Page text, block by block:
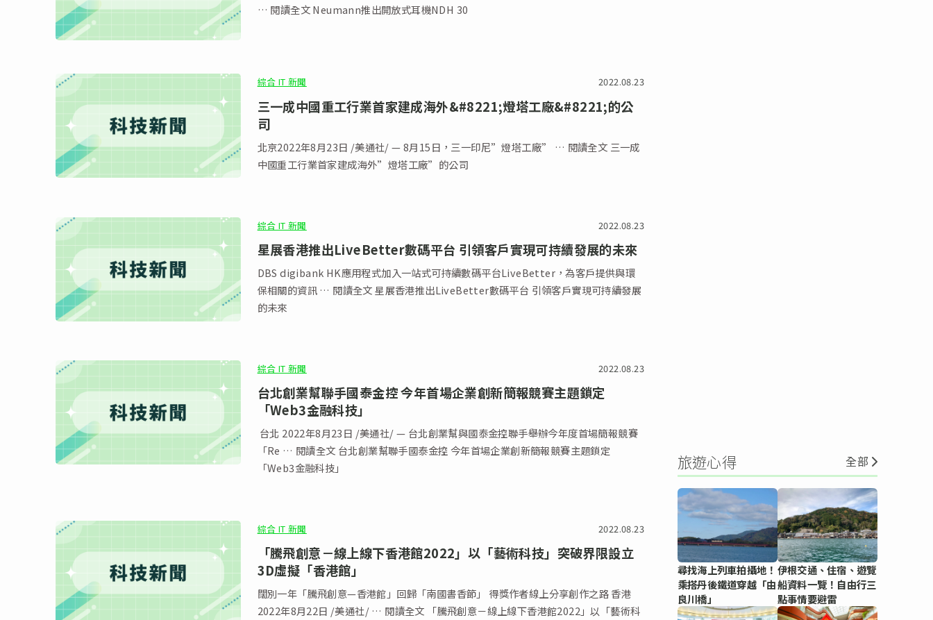
… 閱讀全文 Neumann推出開放式耳機NDH 30
綜合 IT 新聞 2022.08.23
三一成中國重工行業首家建成海外&#8221;燈塔工廠&#8221;的公
司
北京2022年8月23日 /美通社/ — 8月15日，三一印尼”燈塔工廠” … 閱讀全文 三一成
中國重工行業首家建成海外”燈塔工廠”的公司
綜合 IT 新聞 2022.08.23
星展香港推出LiveBetter數碼平台 引領客戶實現可持續發展的未來
DBS digibank HK應用程式加入一站式可持續數碼平台LiveBetter，為客戶提供與環
保相關的資訊 … 閱讀全文 星展香港推出LiveBetter數碼平台 引領客戶實現可持續發展
的未來
綜合 IT 新聞 2022.08.23
台北創業幫聯手國泰金控 今年首場企業創新簡報競賽主題鎖定
「Web3金融科技」
台北 2022年8月23日 /美通社/ — 台北創業幫與國泰金控聯手舉辦今年度首場簡報競賽
「Re … 閱讀全文 台北創業幫聯手國泰金控 今年首場企業創新簡報競賽主題鎖定
「Web3金融科技」
綜合 IT 新聞 2022.08.23
「騰飛創意－線上線下香港館2022」以「藝術科技」突破界限設立
3D虛擬「香港館」
闊別一年「騰飛創意—香港館」回歸「南國書香節」 得獎作者線上分享創作之路 香港
2022年8月22日 /美通社/ … 閱讀全文 「騰飛創意－線上線下香港館2022」以「藝術科
旅遊心得 全部
尋找海上列車拍攝地！
乘搭丹後鐵道穿越「由
良川橋」
伊根交通、住宿、遊覽
船資料一覽！自由行三
點事情要避雷